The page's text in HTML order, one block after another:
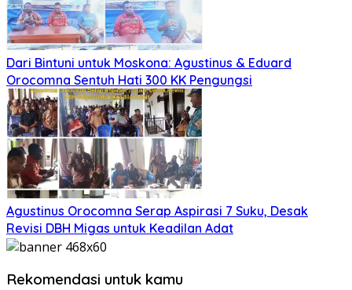
Dari Bintuni untuk Moskona: Agustinus & Eduard
Orocomna Sentuh Hati 300 KK Pengungsi
Agustinus Orocomna Serap Aspirasi 7 Suku, Desak
Revisi DBH Migas untuk Keadilan Adat
Rekomendasi untuk kamu